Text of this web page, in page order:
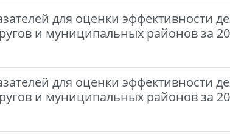
для оценки эффективности
и муниципальных районов за
для оценки эффективности
и муниципальных районов за